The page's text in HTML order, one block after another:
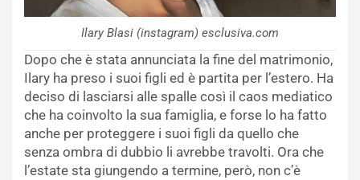
Ilary Blasi (instagram) esclusiva.com
Dopo che è stata annunciata la fine del matrimonio,
Ilary ha preso i suoi figli ed è partita per l’estero. Ha
deciso di lasciarsi alle spalle così il caos mediatico
che ha coinvolto la sua famiglia, e forse lo ha fatto
anche per proteggere i suoi figli da quello che
senza ombra di dubbio li avrebbe travolti. Ora che
l’estate sta giungendo a termine, però, non c’è